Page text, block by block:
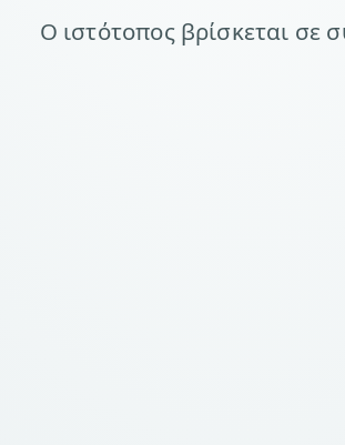
Ο ιστότοπος βρίσκεται σε